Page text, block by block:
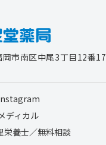
岡市南区中尾3丁目12番
ディカル
栄養士／無料相談